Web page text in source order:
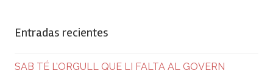
Entradas recientes
SAB TÉ L’ORGULL QUE LI FALTA AL GOVERN